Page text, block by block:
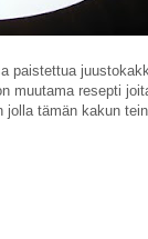
paistettua
muutama resepti
jolla tämän kakun